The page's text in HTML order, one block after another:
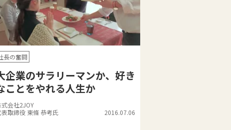
長の奮闘
企業のサラリーマンか、好き
ことをやれる人生か
式会社2JOY
表取締役 東條 恭考氏
2016.07.06